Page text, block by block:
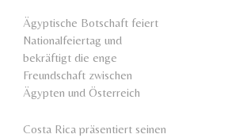
Ägyptische Botschaft feiert
Nationalfeiertag und
bekräftigt die enge
Freundschaft zwischen
Ägypten und Österreich
Costa Rica präsentiert seinen